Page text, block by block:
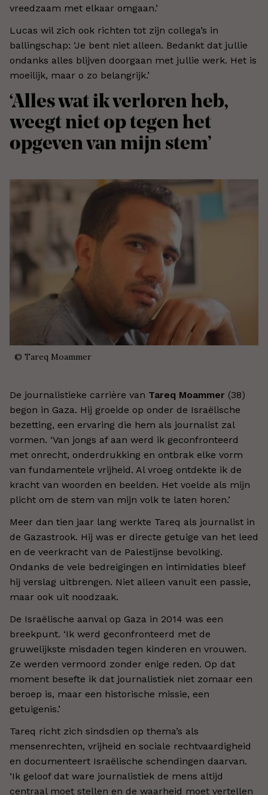
vreedzaam met elkaar omgaan.’
Lucas wil zich ook richten tot zijn collega’s in
ballingschap: ‘Je bent niet alleen. Bedankt dat jullie
ondanks alles blijven doorgaan met jullie werk. Het is
moeilijk, maar o zo belangrijk.’
‘Alles wat ik verloren heb,
weegt niet op tegen het
opgeven van mijn stem’
© Tareq Moammer
De journalistieke carrière van Tareq Moammer (38)
begon in Gaza. Hij groeide op onder de Israëlische
bezetting, een ervaring die hem als journalist zal
vormen. ‘Van jongs af aan werd ik geconfronteerd
met onrecht, onderdrukking en ontbrak elke vorm
van fundamentele vrijheid. Al vroeg ontdekte ik de
kracht van woorden en beelden. Het voelde als mijn
plicht om de stem van mijn volk te laten horen.’
Meer dan tien jaar lang werkte Tareq als journalist in
de Gazastrook. Hij was er directe getuige van het leed
en de veerkracht van de Palestijnse bevolking.
Ondanks de vele bedreigingen en intimidaties bleef
hij verslag uitbrengen. Niet alleen vanuit een passie,
maar ook uit noodzaak.
De Israëlische aanval op Gaza in 2014 was een
breekpunt. ‘Ik werd geconfronteerd met de
gruwelijkste misdaden tegen kinderen en vrouwen.
Ze werden vermoord zonder enige reden. Op dat
moment besefte ik dat journalistiek niet zomaar een
beroep is, maar een historische missie, een
getuigenis.’
Tareq richt zich sindsdien op thema’s als
mensenrechten, vrijheid en sociale rechtvaardigheid
en documenteert Israëlische schendingen daarvan.
‘Ik geloof dat ware journalistiek de mens altijd
centraal moet stellen en de waarheid moet vertellen